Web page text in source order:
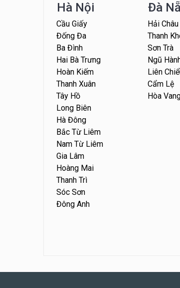
Hà Nội
Cầu Giấy
Đống Đa
Ba Đình
Hai Bà Trưng
Hoàn Kiếm
Thanh Xuân
Tây Hồ
Long Biên
Hà Đông
Bắc Từ Liêm
Nam Từ Liêm
Gia Lâm
Hoàng Mai
Thanh Trì
Sóc Sơn
Đông Anh
Đà
Hải Châu
Thanh
Sơn Trà
Ngũ
Liên
Cẩm Lệ
Hòa